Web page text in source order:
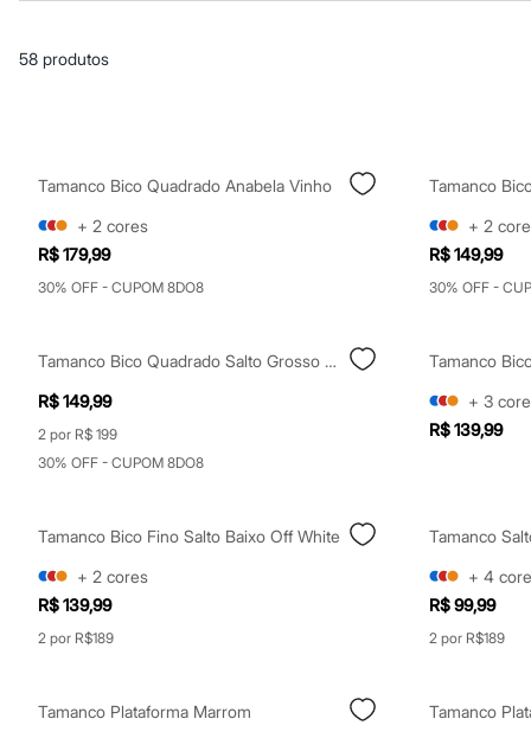
Blusas e Camisetas
Calças
Casacos e Jaquetas
Vestidos
Acessórios
Bolsas
Bonés e Chapéus
Bijoux
Cintos
Botas
Chinelos
Rasteirinhas
Sandálias
Sapatilhas
Tênis
Clock House
Sawary
Yessica
Acessórios
Leggings
58 produtos
Tamanco Bico Quadrado Anabela Vinho
+ 2 cores
R$ 179,99
30% OFF - CUPOM 8DO8
+ 2
R$ 149,99
30% OFF -
Tamanco Bico Quadrado Salto Grosso Marrom
R$ 149,99
2 por R$ 199
30% OFF - CUPOM 8DO8
Tamanco
+ 3
R$ 139,99
Tamanco Bico Fino Salto Baixo Off White
+ 2 cores
R$ 139,99
2 por R$189
Tamanco
+ 4
R$ 99,99
2 por R$189
Tamanco Plataforma Marrom